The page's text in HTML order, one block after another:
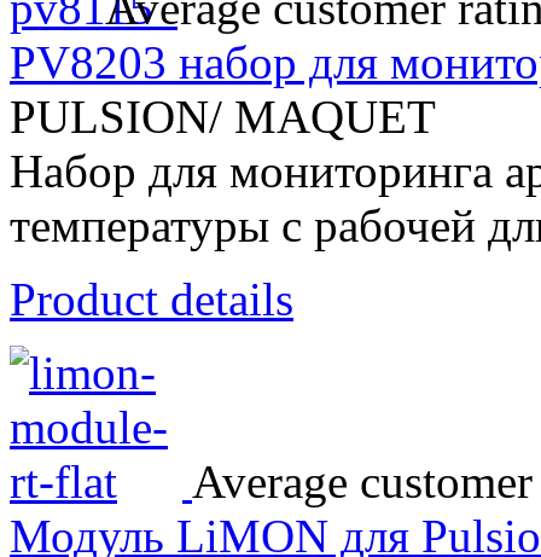
PV8203 набор для
PULSION/ MAQUET
Набор для мониторинга
температуры с рабочей
Product details
Average
Модуль LiMON для